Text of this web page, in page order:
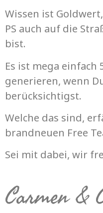
Wissen ist
PS auch auf die
bist.
Es ist mega
generieren, wenn
berücksichtigst.
Welche das sind,
brandneuen Free
Sei mit dabei, wir
Carmen &